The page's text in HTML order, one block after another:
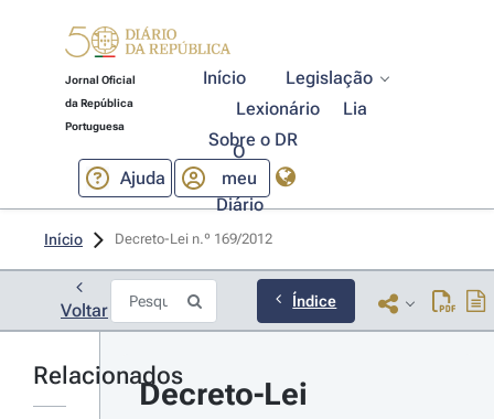
Jornal Oficial
da República
Portuguesa
Início
Legislação
Lexionário
Lia
Sobre o DR
Ajuda
O
meu
Diário
Início Decreto-Lei n.º 169/2012
Voltar Índice
Relacionados
Decreto-Lei